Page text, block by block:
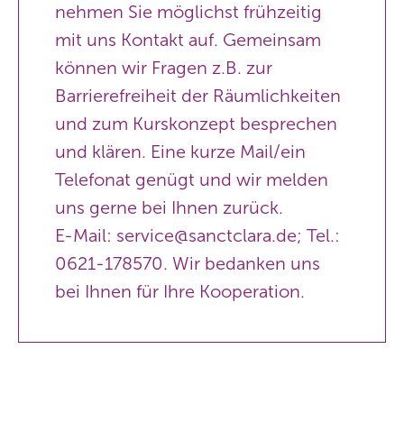
nehmen Sie möglichst frühzeitig
mit uns Kontakt auf. Gemeinsam
können wir Fragen z.B. zur
Barrierefreiheit der Räumlichkeiten
und zum Kurskonzept besprechen
und klären. Eine kurze Mail/ein
Telefonat genügt und wir melden
uns gerne bei Ihnen zurück.
E-Mail: service@sanctclara.de; Tel.:
0621-178570. Wir bedanken uns
bei Ihnen für Ihre Kooperation.